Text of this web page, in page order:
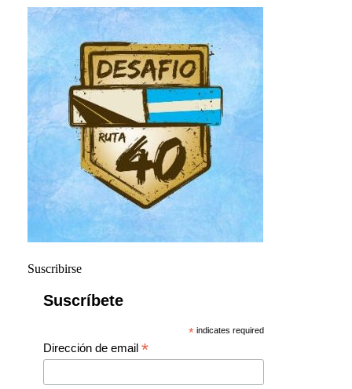
Suscribirse
Suscríbete
* indicates required
Dirección de email *